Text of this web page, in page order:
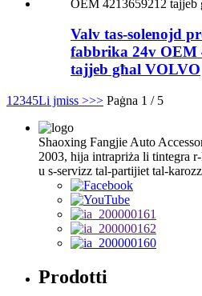
Valv tas-solenojd
fabbrika 24v OEM
tajjeb għal VOLVO
1 2345Li jmiss >>> Paġna 1 / 5
Shaoxing Fangjie Auto
2003, hija intrapriża li tintegra
u s-servizz tal-partijiet tal-
Prodotti